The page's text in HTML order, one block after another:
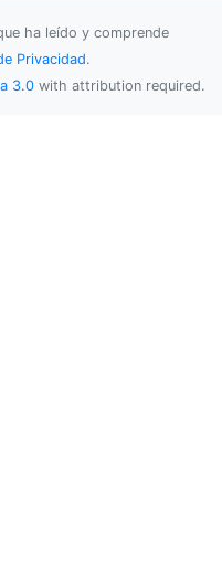
ha leído y comprende
Privacidad.
3.0 with attribution required.